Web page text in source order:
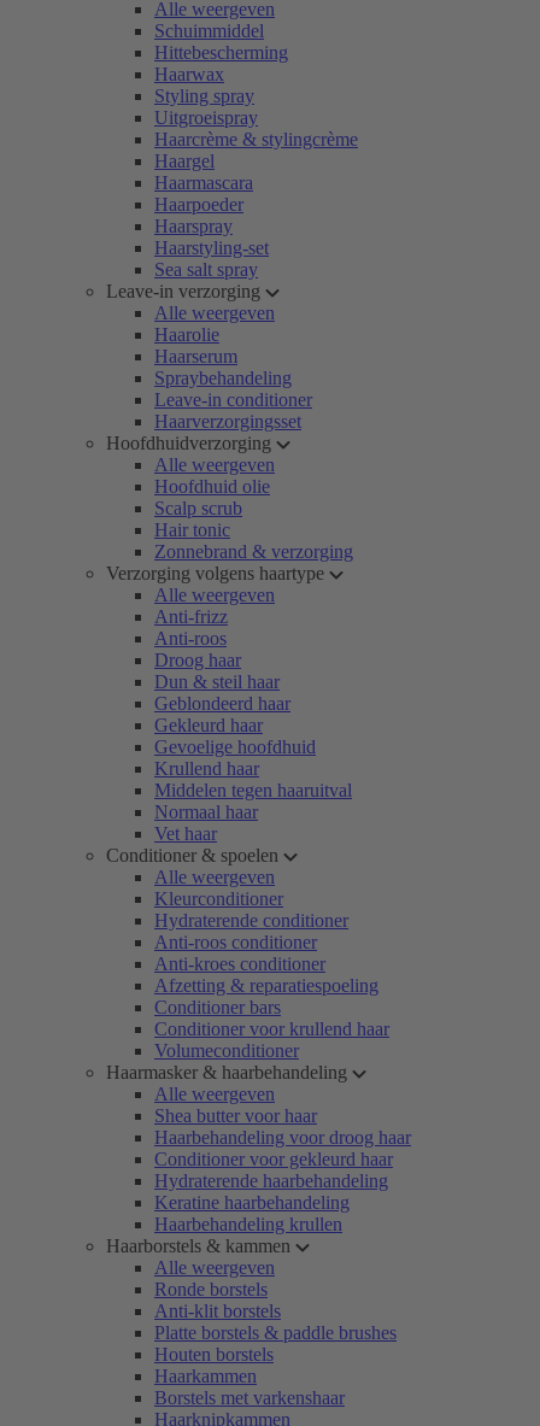
Alle weergeven
Schuimmiddel
Hittebescherming
Haarwax
Styling spray
Uitgroeispray
Haarcrème & stylingcrème
Haargel
Haarmascara
Haarpoeder
Haarspray
Haarstyling-set
Sea salt spray
Leave-in verzorging
Alle weergeven
Haarolie
Haarserum
Spraybehandeling
Leave-in conditioner
Haarverzorgingsset
Hoofdhuidverzorging
Alle weergeven
Hoofdhuid olie
Scalp scrub
Hair tonic
Zonnebrand & verzorging
Verzorging volgens haartype
Alle weergeven
Anti-frizz
Anti-roos
Droog haar
Dun & steil haar
Geblondeerd haar
Gekleurd haar
Gevoelige hoofdhuid
Krullend haar
Middelen tegen haaruitval
Normaal haar
Vet haar
Conditioner & spoelen
Alle weergeven
Kleurconditioner
Hydraterende conditioner
Anti-roos conditioner
Anti-kroes conditioner
Afzetting & reparatiespoeling
Conditioner bars
Conditioner voor krullend haar
Volumeconditioner
Haarmasker & haarbehandeling
Alle weergeven
Shea butter voor haar
Haarbehandeling voor droog haar
Conditioner voor gekleurd haar
Hydraterende haarbehandeling
Keratine haarbehandeling
Haarbehandeling krullen
Haarborstels & kammen
Alle weergeven
Ronde borstels
Anti-klit borstels
Platte borstels & paddle brushes
Houten borstels
Haarkammen
Borstels met varkenshaar
Haarknipkammen